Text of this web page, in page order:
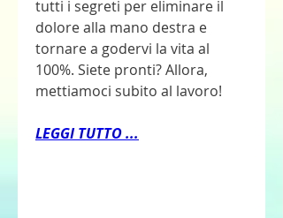
tutti i segreti per eliminare il
dolore alla mano destra e
tornare a godervi la vita al
100%. Siete pronti? Allora,
mettiamoci subito al lavoro!
LEGGI TUTTO ...